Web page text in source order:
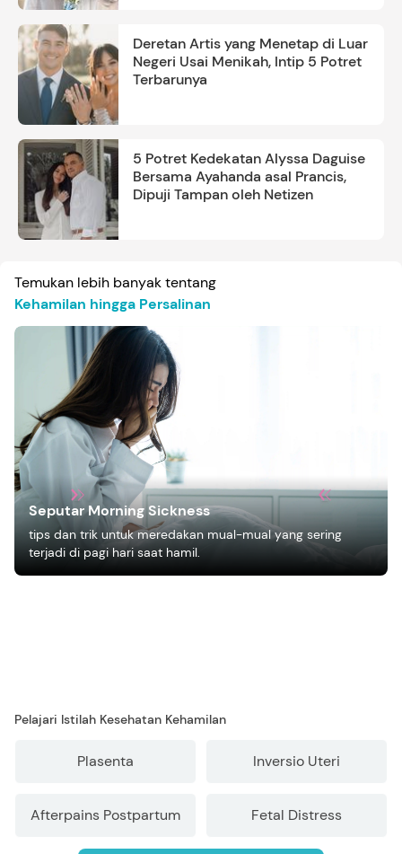
Deretan Artis yang Menetap di Luar
Negeri Usai Menikah, Intip 5 Potret
Terbarunya
5 Potret Kedekatan Alyssa Daguise
Bersama Ayahanda asal Prancis,
Dipuji Tampan oleh Netizen
Temukan lebih banyak tentang
Kehamilan hingga Persalinan
Seputar Morning Sickness
tips dan trik untuk meredakan mual-mual yang sering
terjadi di pagi hari saat hamil.
Pelajari Istilah Kesehatan Kehamilan
Plasenta Inversio Uteri
Afterpains Postpartum Fetal Distress